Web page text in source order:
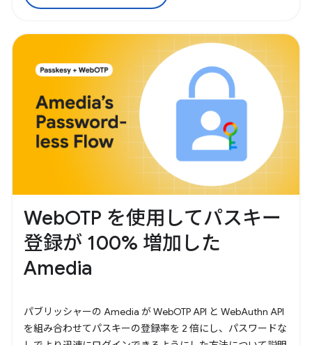
WebOTP を使用してパスキー
登録が 100% 増加した
Amedia
パブリッシャーの Amedia が WebOTP API と WebAuthn API
を組み合わせてパスキーの登録率を 2 倍にし、パスワードな